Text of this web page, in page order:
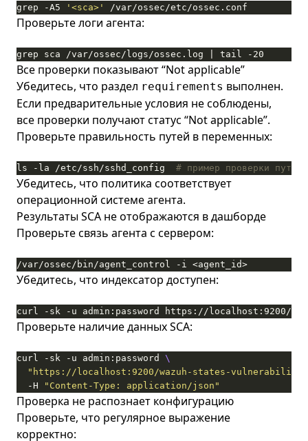
grep -A5 '<sca>' /var/ossec/etc/ossec.conf
Проверьте логи агента:
grep sca /var/ossec/logs/ossec.log | tail -20
Все проверки показывают “Not applicable”
Убедитесь, что раздел requirements выполнен.
Если предварительные условия не соблюдены,
все проверки получают статус “Not applicable”.
Проверьте правильность путей в переменных:
ls -la /etc/ssh/sshd_config # пример проверки пути
Убедитесь, что политика соответствует
операционной системе агента.
Результаты SCA не отображаются в дашборде
Проверьте связь агента с сервером:
/var/ossec/bin/agent_control -i <agent_id>
Убедитесь, что индексатор доступен:
curl -sk -u admin:password https://localhost:9200/
Проверьте наличие данных SCA:
curl -sk -u admin:password
"https://localhost:9200/wazuh-states-
  -H
"Content-Type: application/json"
Проверка не распознает конфигурацию
Проверьте, что регулярное выражение
корректно: